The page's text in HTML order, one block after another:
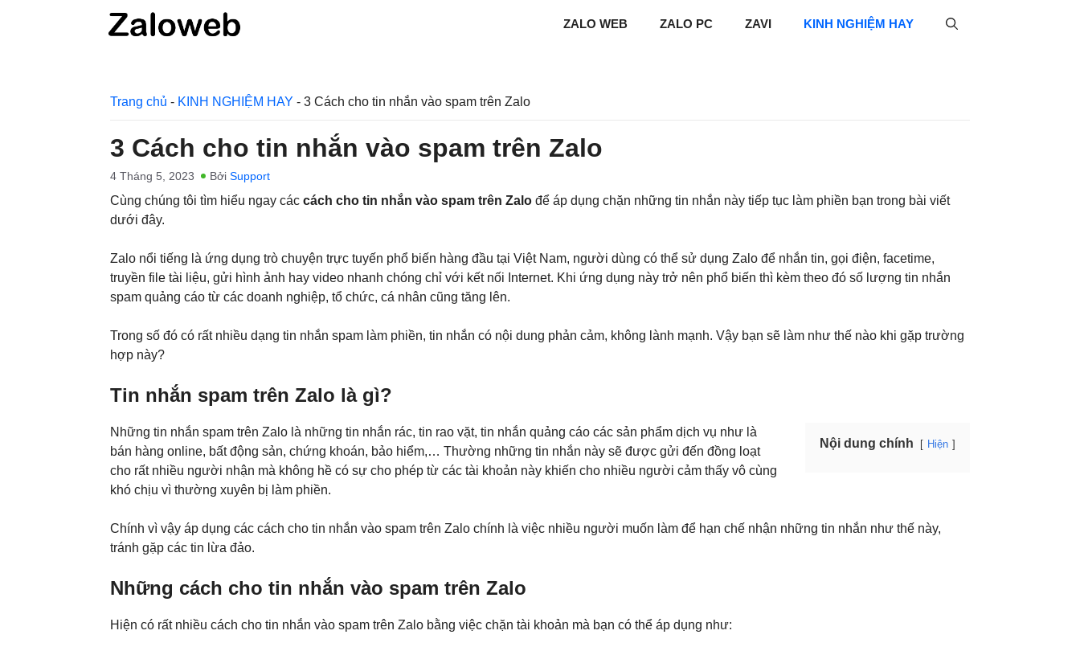
ZALO WEB ZALO PC ZAVI KINH NGHIỆM HAY
Trang chủ - KINH NGHIỆM HAY - 3 Cách cho tin nhắn vào spam trên Zalo
3 Cách cho tin nhắn vào spam trên Zalo
4 Tháng 5, 2023 Bởi Support
Cùng chúng tôi tìm hiểu ngay các cách cho tin nhắn vào spam trên Zalo để áp dụng chặn những tin nhắn này tiếp tục làm phiền bạn trong bài viết
dưới đây.
Zalo nổi tiếng là ứng dụng trò chuyện trực tuyến phổ biến hàng đầu tại Việt Nam, người dùng có thể sử dụng Zalo để nhắn tin, gọi điện, facetime,
truyền file tài liệu, gửi hình ảnh hay video nhanh chóng chỉ với kết nối Internet. Khi ứng dụng này trở nên phổ biến thì kèm theo đó số lượng tin nhắn
spam quảng cáo từ các doanh nghiệp, tổ chức, cá nhân cũng tăng lên.
Trong số đó có rất nhiều dạng tin nhắn spam làm phiền, tin nhắn có nội dung phản cảm, không lành mạnh. Vậy bạn sẽ làm như thế nào khi gặp trường
hợp này?
Tin nhắn spam trên Zalo là gì?
Nội dung chính Hiện
Những tin nhắn spam trên Zalo là những tin nhắn rác, tin rao vặt, tin nhắn quảng cáo các sản phẩm dịch vụ như là
bán hàng online, bất động sản, chứng khoán, bảo hiểm,… Thường những tin nhắn này sẽ được gửi đến đồng loạt
cho rất nhiều người nhận mà không hề có sự cho phép từ các tài khoản này khiến cho nhiều người cảm thấy vô cùng
khó chịu vì thường xuyên bị làm phiền.
Chính vì vậy áp dụng các cách cho tin nhắn vào spam trên Zalo chính là việc nhiều người muốn làm để hạn chế nhận những tin nhắn như thế này,
tránh gặp các tin lừa đảo.
Những cách cho tin nhắn vào spam trên Zalo
Hiện có rất nhiều cách cho tin nhắn vào spam trên Zalo bằng việc chặn tài khoản mà bạn có thể áp dụng như: